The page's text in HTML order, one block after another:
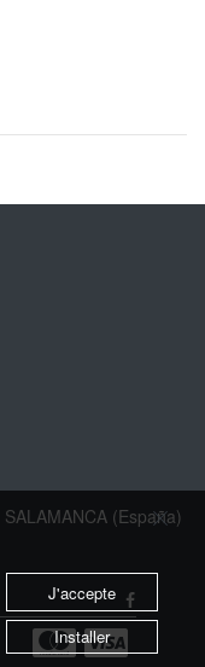
SALAMANCA (España)
J'accepte
Installer